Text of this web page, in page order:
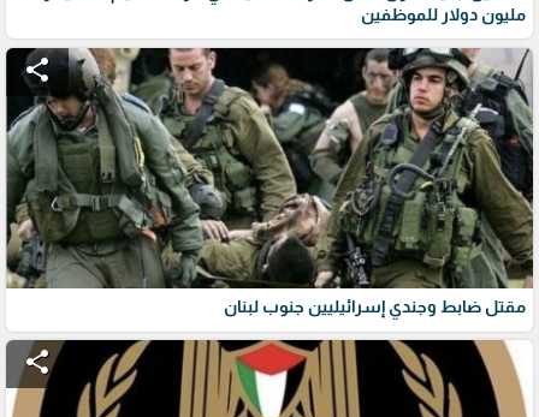
مليون دولار للموظفين
share
مقتل ضابط وجندي إسرائيليين جنوب لبنان
share